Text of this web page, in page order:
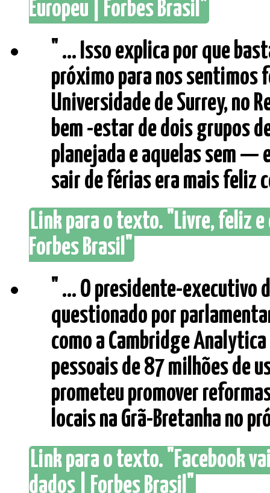
Europeu | Forbes Brasil"
" ... Isso explica por que
próximo para nos sentimos
Universidade de Surrey, no
bem -estar de dois grupos
planejada e aquelas sem —
sair de férias era mais feliz
Link para o texto. "Livre, feliz
Forbes Brasil"
" ... O presidente-executivo
questionado por
como a Cambridge Analytica
pessoais de 87 milhões de
prometeu promover
locais na Grã-Bretanha no
Link para o texto. "Facebook
dados | Forbes Brasil"